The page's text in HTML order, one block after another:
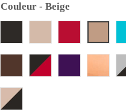
Couleur - Beige
MarronNoir et rouge
Poudre et noir